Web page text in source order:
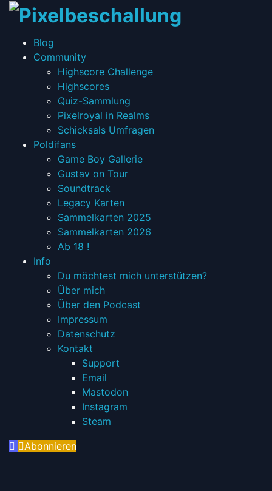
every
Pixel
Blog
CommunityToggle
child
menu
Highscore Challenge
Highscores
Quiz-Sammlung
Pixelroyal in Realms
Schicksals Umfragen
PoldifansToggle
child
menu
Game Boy Gallerie
Gustav on Tour
Soundtrack
Legacy Karten
Sammelkarten 2025
Sammelkarten 2026
Ab 18 !
Info
child
menu
Du möchtest mich unterstützen?
Über mich
Über den Podcast
Impressum
Datenschutz
Kontakt
child
menu
Support
Email
Mastodon
Instagram
Steam
Abonnieren